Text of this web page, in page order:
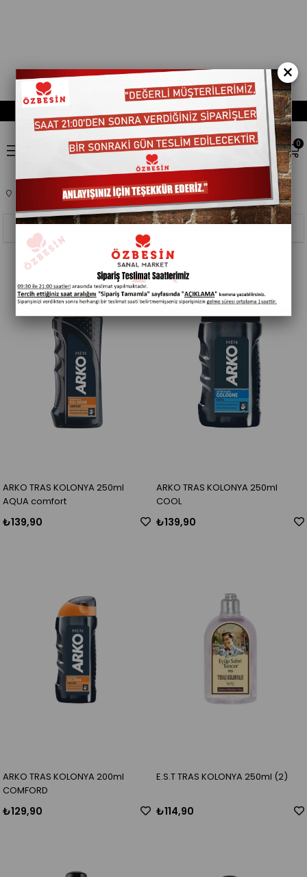
0
KOZMETIK TRAS BAKIM 204001
Filtreleme
Sıralama
ARKO TRAS KOLONYA 250ml
AQUA comfort
₺139,90
ARKO TRAS KOLONYA 250ml
COOL
₺139,90
ARKO TRAS KOLONYA 200ml
COMFORD
₺129,90
E.S.T TRAS KOLONYA 250ml (2)
₺114,90
×